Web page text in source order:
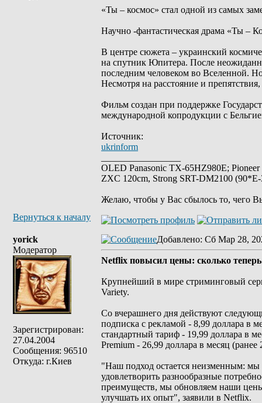
«Ты – космос» стал одной из самых
Научно -фантастическая драма «Ты –
В центре сюжета – украинский
на спутник Юпитера. После
последним человеком во Вселенной.
Несмотря на расстояние и
Фильм создан при поддержке
международной копродукции с
Источник:
ukrinform
OLED Panasonic TX-65HZ980E;
ZXC 120cm, Strong SRT-DM2100
Желаю, чтобы у Вас сбылось то, чего
Вернуться к началу
yorick
Модератор
Зарегистрирован:
27.04.2004
Сообщения: 96510
Откуда: г.Киев
Добавлено: Сб Мар 28,
Netflix повысил цены: сколько
Крупнейший в мире стриминговый
Variety.
Со вчерашнего дня действуют
подписка с рекламой - 8,99 доллара в
стандартный тариф - 19,99 доллара в
Premium - 26,99 доллара в месяц (ранее
"Наш подход остается неизменным:
удовлетворить разнообразные
преимуществ, мы обновляем наши
улучшать их опыт", заявили в Netflix.